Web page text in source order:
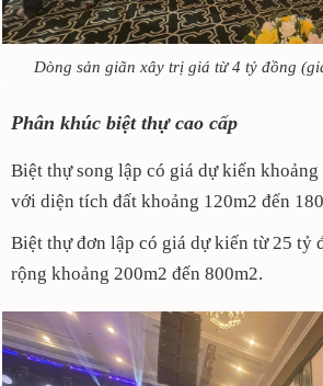
Dòng sản giãn xây trị giá từ 4 tỷ đồng
Phân khúc biệt thự cao cấp
Biệt thự song lập có giá dự kiến
với diện tích đất khoảng 120m2 đến
Biệt thự đơn lập có giá dự kiến từ 25 tỷ
rộng khoảng 200m2 đến 800m2.